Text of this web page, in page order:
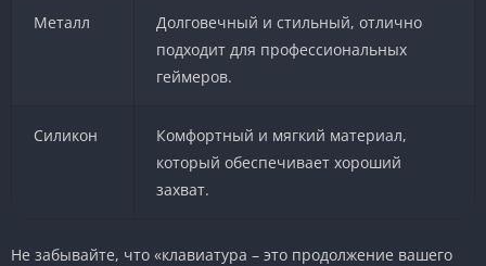
Металл
Долговечный и стильный, отлично
подходит для профессиональных
геймеров.
Силикон
Комфортный и мягкий материал,
который обеспечивает хороший
захват.
Не забывайте, что «клавиатура – это продолжение вашего